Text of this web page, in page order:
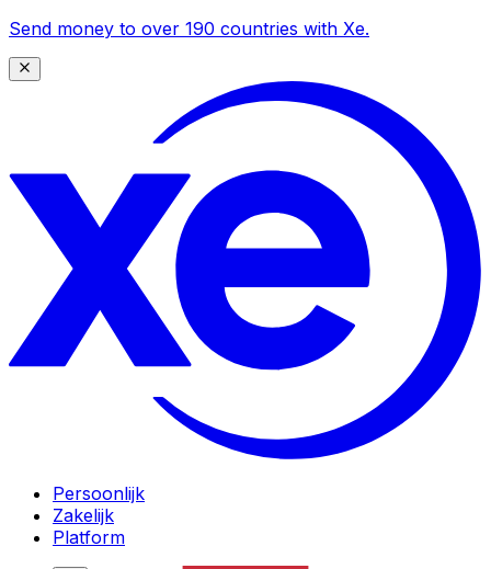
Send money to over 190 countries with Xe.
Persoonlijk
Zakelijk
Platform